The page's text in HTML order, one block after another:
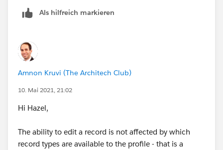
Als hilfreich markieren
Amnon Kruvi (The Architech Club)
10. Mai 2021, 21:02
Hi Hazel,
The ability to edit a record is not affected by which
record types are available to the profile - that is a